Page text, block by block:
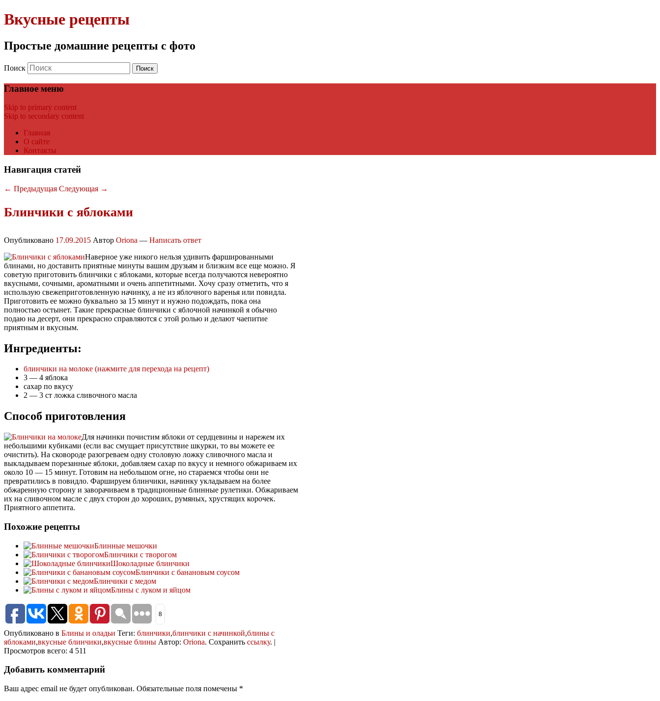
Вкусные рецепты
Простые домашние рецепты с фото
Поиск
Главное меню
Skip to primary content
Skip to secondary content
Главная
О сайте
Контакты
Навигация статей
← Предыдущая Следующая →
Блинчики с яблоками
Опубликовано 17.09.2015 Автор Oriona — Написать ответ
Наверное уже никого нельзя удивить фаршированными
блинами, но доставить приятные минуты вашим друзьям и близким все еще можно. Я
советую приготовить блинчики с яблоками, которые всегда получаются невероятно
вкусными, сочными, ароматными и очень аппетитными. Хочу сразу отметить, что я
использую свежеприготовленную начинку, а не из яблочного варенья или повидла.
Приготовить ее можно буквально за 15 минут и нужно подождать, пока она
полностью остынет. Такие прекрасные блинчики с яблочной начинкой я обычно
подаю на десерт, они прекрасно справляются с этой ролью и делают чаепитие
приятным и вкусным.
Ингредиенты:
блинчики на молоке (нажмите для перехода на рецепт)
3 — 4 яблока
сахар по вкусу
2 — 3 ст ложка сливочного масла
Способ приготовления
Для начинки почистим яблоки от сердцевины и нарежем их
небольшими кубиками (если вас смущает присутствие шкурки, то вы можете ее
очистить). На сковороде разогреваем одну столовую ложку сливочного масла и
выкладываем порезанные яблоки, добавляем сахар по вкусу и немного обжариваем их
около 10 — 15 минут. Готовим на небольшом огне, но стараемся чтобы они не
превратились в повидло. Фаршируем блинчики, начинку укладываем на более
обжаренную сторону и заворачиваем в традиционные блинные рулетики. Обжариваем
их на сливочном масле с двух сторон до хороших, румяных, хрустящих корочек.
Приятного аппетита.
Похожие рецепты
Блинные мешочки
Блинчики с творогом
Шоколадные блинчики
Блинчики с банановым соусом
Блинчики с медом
Блины с луком и яйцом
8
Опубликовано в Блины и оладьи Теги: блинчики,блинчики с начинкой,блины с
яблоками,вкусные блинчики,вкусные блины Автор: Oriona. Сохранить ссылку. |
Просмотров всего: 4 511
Добавить комментарий
Ваш адрес email не будет опубликован. Обязательные поля помечены *